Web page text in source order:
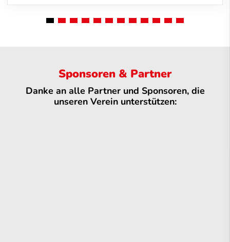
Sponsoren & Partner
Danke an alle Partner und Sponsoren, die
unseren Verein unterstützen: